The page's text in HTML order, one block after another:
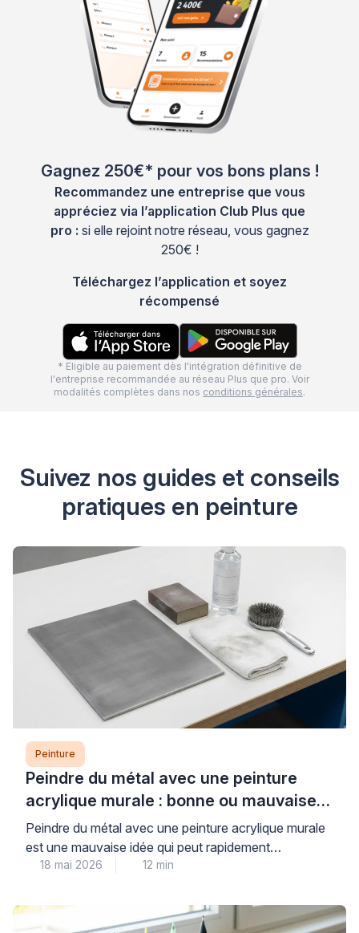
Gagnez 250€* pour vos bons plans !
Recommandez une entreprise que vous
appréciez via l’application Club Plus que
pro : si elle rejoint notre réseau, vous gagnez
250€ !
Téléchargez l’application et soyez
récompensé
* Eligible au paiement dès l'intégration définitive de
l'entreprise recommandée au réseau Plus que pro. Voir
modalités complètes dans nos conditions générales.
Suivez nos guides et conseils
pratiques en peinture
Peinture
Peindre du métal avec une peinture
acrylique murale : bonne ou mauvaise
idée ?
Peindre du métal avec une peinture acrylique murale
est une mauvaise idée qui peut rapidement
compromettre la durabilité et l’esthétique de vos
pour les surfaces poreuses comme le plâtre, n’offrent
ni l’adhérence ni la protection anticorrosion
18 mai 2026 12 min